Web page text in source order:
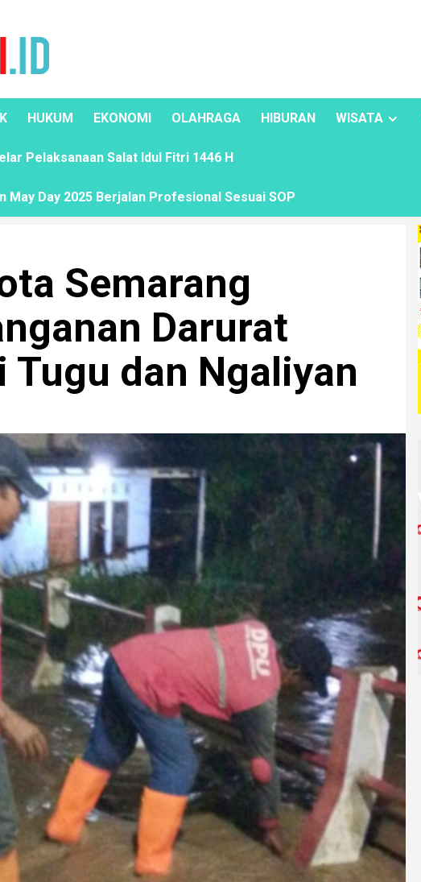
HUKUM EKONOMI OLAHRAGA HIBURAN WISATA
Pelaksanaan Salat Idul Fitri 1446 H
Day 2025 Berjalan Profesional Sesuai SOP
Semarang
Darurat
Tugu dan Ngaliyan